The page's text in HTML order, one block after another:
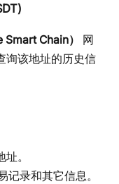
Chain）
网
询该地址的历史信
。
记录和其它信息。